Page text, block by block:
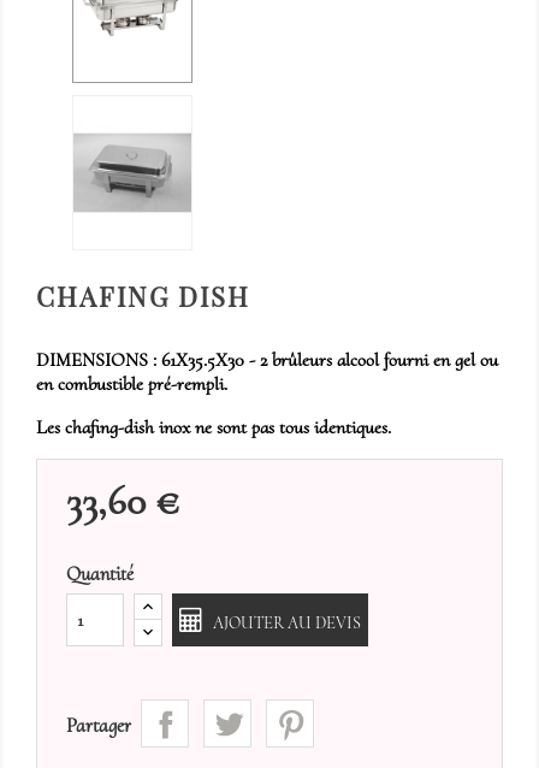
CHAFING DISH
DIMENSIONS : 61X35.5X30 - 2 brûleurs alcool fourni en gel ou
en combustible pré-rempli.
Les chafing-dish inox ne sont pas tous identiques.
33,60 €
Quantité
AJOUTER AU DEVIS
Partager